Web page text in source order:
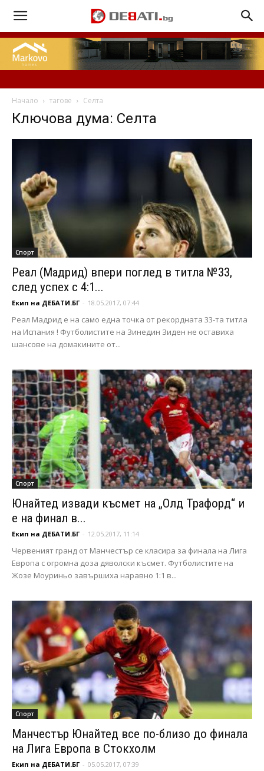
Начало тагове Селта
Ключова дума: Селта
Спорт
Реал (Мадрид) впери поглед в титла №33,
след успех с 4:1...
Екип на ДЕБАТИ.БГ - 18.05.2017, 07:44
Реал Мадрид е на само една точка от рекордната 33-та титла
на Испания ! Футболистите на Зинедин Зиден не оставиха
шансове на домакините от...
Спорт
Юнайтед извади късмет на „Олд Трафорд“ и
е на финал в...
Екип на ДЕБАТИ.БГ - 12.05.2017, 11:14
Червеният гранд от Манчестър се класира за финала на Лига
Европа с огромна доза дяволски късмет. Футболистите на
Жозе Моуриньо завършиха наравно 1:1 в...
Спорт
Манчестър Юнайтед все по-близо до финала
на Лига Европа в Стокхолм
Екип на ДЕБАТИ.БГ - 05.05.2017, 07:39